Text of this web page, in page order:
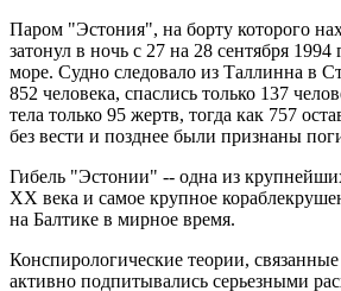
Паром "Эстония", на борту которого
затонул в ночь с 27 на 28 сентября 1994
море. Судно следовало из Таллинна в
852 человека, спаслись только 137
тела только 95 жертв, тогда как 757
без вести и позднее были признаны
Гибель "Эстонии" -- одна из
XX века и самое крупное
на Балтике в мирное время.
Конспирологические теории,
активно подпитывались серьезными